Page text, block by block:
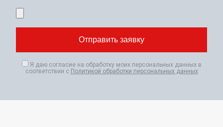
Я даю согласие на обработку моих персональных данных в
соответствии с Политикой обработки персональных данных